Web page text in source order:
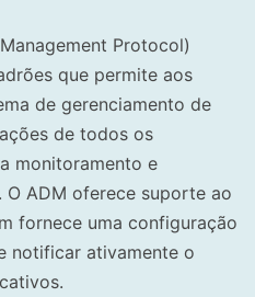
Protocol)
que permite aos
de gerenciamento de
de todos os
monitoramento e
O ADM oferece suporte ao
fornece uma configuração
notificar ativamente o